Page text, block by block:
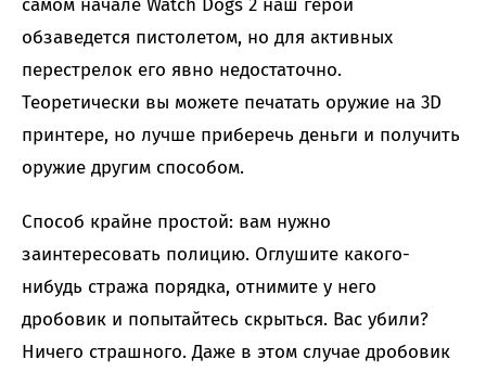
самом начале Watch Dogs 2 наш герой
обзаведется пистолетом, но для активных
перестрелок его явно недостаточно.
Теоретически вы можете печатать оружие на 3D
принтере, но лучше приберечь деньги и получить
оружие другим способом.
Способ крайне простой: вам нужно
заинтересовать полицию. Оглушите какого-
нибудь стража порядка, отнимите у него
дробовик и попытайтесь скрыться. Вас убили?
Ничего страшного. Даже в этом случае дробовик